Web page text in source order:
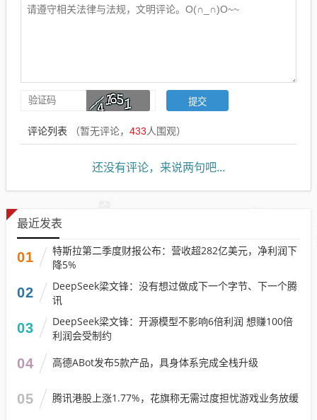
评论列表 （暂无评论， 433人围观）
还没有评论，来说两句吧...
最近发表
01
特斯拉第二季度财报公布：营收超282亿美元，净利润下
降5%
02
DeepSeek梁文锋：没有想过做成下一个字节、下一个腾
讯
03
DeepSeek梁文锋：开源模型不影响6倍利润 想赚100倍
利润会受制约
04 高德ABot发布5款产品，具身体系完成全栈升级
05 腾讯港股上涨1.77%，花旗称无需过度担忧游戏业务放缓